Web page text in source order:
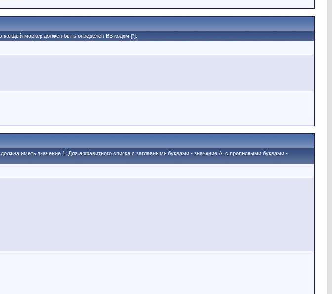
каждый маркер должен быть определен BB кодом [*].
иметь значение 1. Для алфавитного списка с заглавными буквами - значение A, с прописными буквами -